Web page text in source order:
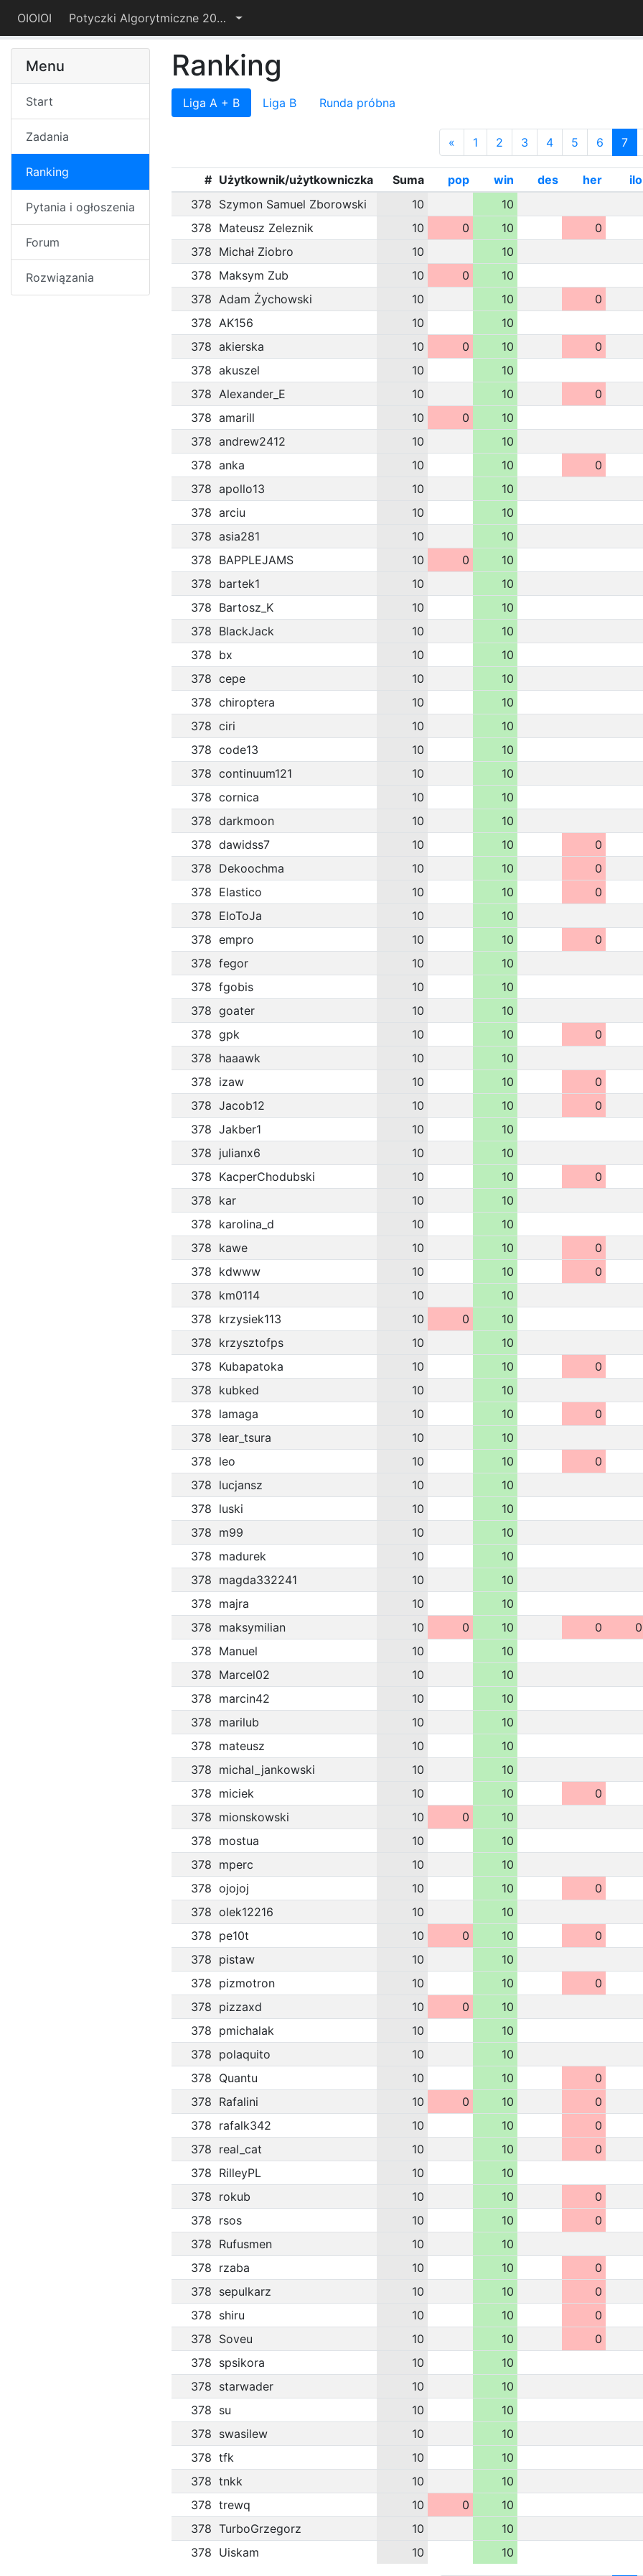
OIOIOI Potyczki Algorytmiczne 2019
Menu
Start
Zadania
Ranking
Pytania i ogłoszenia
Forum
Rozwiązania
Ranking
Liga A + B Liga B Runda próbna
« 1 2 3 4 5 6 7
# Użytkownik/użytkowniczka Suma pop win des her
ilo
378 Szymon Samuel Zborowski 10
10
378 Mateusz Zeleznik 10 0 10
0
378 Michał Ziobro 10
10
378 Maksym Zub 10 0
10
378 Adam Żychowski 10 10
0
378 AK156 10
10
378 akierska 10 0 10
0
378 akuszel 10
10
378 Alexander_E 10 10
0
378 amarill 10 0
10
378 andrew2412 10
10
378 anka 10 10
0
378 apollo13 10
10
378 arciu 10
10
378 asia281 10
10
378 BAPPLEJAMS 10 0
10
378 bartek1 10
10
378 Bartosz_K 10
10
378 BlackJack 10
10
378 bx 10
10
378 cepe 10
10
378 chiroptera 10
10
378 ciri 10
10
378 code13 10
10
378 continuum121 10
10
378 cornica 10
10
378 darkmoon 10
10
378 dawidss7 10 10
0
378 Dekoochma 10 10
0
378 Elastico 10 10
0
378 EloToJa 10
10
378 empro 10 10
0
378 fegor 10
10
378 fgobis 10
10
378 goater 10
10
378 gpk 10 10
0
378 haaawk 10
10
378 izaw 10 10
0
378 Jacob12 10 10
0
378 Jakber1 10
10
378 julianx6 10
10
378 KacperChodubski 10 10
0
378 kar 10
10
378 karolina_d 10
10
378 kawe 10 10
0
378 kdwww 10 10
0
378 km0114 10
10
378 krzysiek113 10 0
10
378 krzysztofps 10
10
378 Kubapatoka 10 10
0
378 kubked 10
10
378 lamaga 10 10
0
378 lear_tsura 10
10
378 leo 10 10
0
378 lucjansz 10
10
378 luski 10
10
378 m99 10
10
378 madurek 10
10
378 magda332241 10
10
378 majra 10
10
378 maksymilian 10 0 10 0
0
378 Manuel 10
10
378 Marcel02 10
10
378 marcin42 10
10
378 marilub 10
10
378 mateusz 10
10
378 michal_jankowski 10
10
378 miciek 10 10
0
378 mionskowski 10 0
10
378 mostua 10
10
378 mperc 10
10
378 ojojoj 10 10
0
378 olek12216 10
10
378 pe10t 10 0 10
0
378 pistaw 10
10
378 pizmotron 10 10
0
378 pizzaxd 10 0
10
378 pmichalak 10
10
378 polaquito 10
10
378 Quantu 10 10
0
378 Rafalini 10 0 10
0
378 rafalk342 10 10
0
378 real_cat 10 10
0
378 RilleyPL 10
10
378 rokub 10 10
0
378 rsos 10 10
0
378 Rufusmen 10
10
378 rzaba 10 10
0
378 sepulkarz 10 10
0
378 shiru 10 10
0
378 Soveu 10 10
0
378 spsikora 10
10
378 starwader 10
10
378 su 10
10
378 swasilew 10
10
378 tfk 10
10
378 tnkk 10
10
378 trewq 10 0
10
378 TurboGrzegorz 10
10
378 Uiskam 10 10